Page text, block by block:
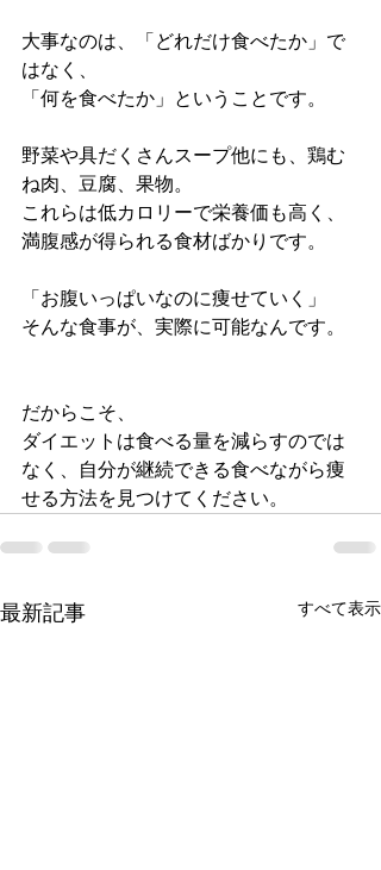
大事なのは、「どれだけ食べたか」で
はなく、
「何を食べたか」ということです。
野菜や具だくさんスープ他にも、鶏む
ね肉、豆腐、果物。
これらは低カロリーで栄養価も高く、
満腹感が得られる食材ばかりです。
「お腹いっぱいなのに痩せていく」
そんな食事が、実際に可能なんです。
だからこそ、
ダイエットは食べる量を減らすのでは
なく、自分が継続できる食べながら痩
せる方法を見つけてください。
最新記事 すべて表示